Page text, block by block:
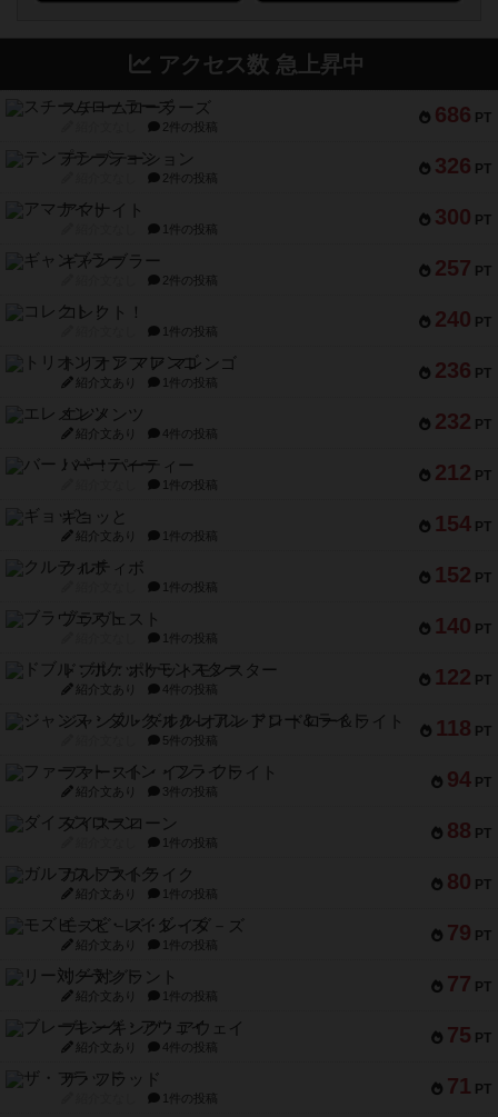
アクセス数 急上昇中
686 PT
スチームローラーズ
2件の投稿
326 PT
テンプテーション
2件の投稿
300 PT
アマナイト
1件の投稿
257 PT
ギャンブラー
2件の投稿
240 PT
コレクト！
1件の投稿
236 PT
トリオンフ ア マレンゴ
紹介文あり 1件の投稿
232 PT
エレメンツ
紹介文あり 4件の投稿
212 PT
バー！パーティー
1件の投稿
154 PT
ギョッと
紹介文あり 1件の投稿
152 PT
クルティボ
1件の投稿
140 PT
ブラヴェスト
1件の投稿
122 PT
ドブル：ポケットモンスター
紹介文あり 4件の投稿
118 PT
ジャンヌ・ダルク-オルレアン ドロー＆ライト
5件の投稿
94 PT
ファースト・イン・フライト
紹介文あり 3件の投稿
88 PT
ダイススローン
1件の投稿
80 PT
ガルフストライク
紹介文あり 1件の投稿
79 PT
モズビ－ズ・レイダ－ズ
紹介文あり 1件の投稿
77 PT
リー対グラント
紹介文あり 1件の投稿
75 PT
ブレーキング・アウェイ
紹介文あり 4件の投稿
71 PT
ザ・フラッド
1件の投稿